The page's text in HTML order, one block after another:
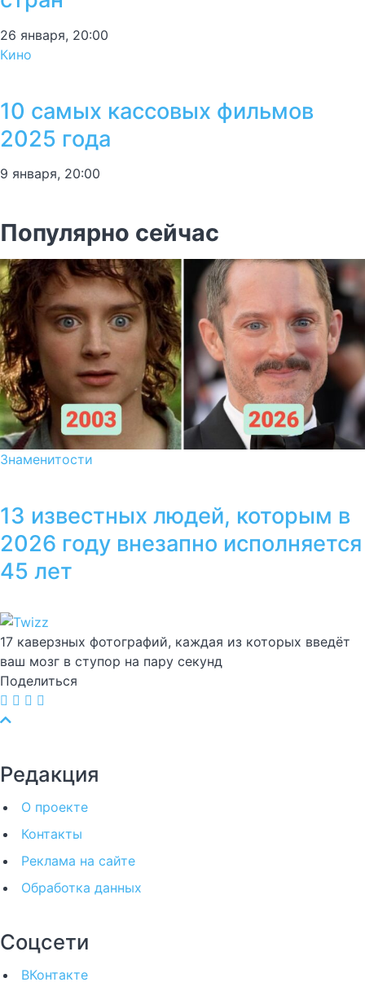
26 января, 20:00
Кино
10 самых кассовых фильмов
2025 года
9 января, 20:00
Популярно сейчас
Знаменитости
13 известных людей, которым в
2026 году внезапно исполняется
45 лет
17 каверзных фотографий, каждая из которых введёт
ваш мозг в ступор на пару секунд
Поделиться
Редакция
О проекте
Контакты
Реклама на сайте
Обработка данных
Соцсети
ВКонтакте